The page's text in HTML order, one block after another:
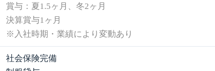
賞与：夏1.5ヶ月、冬2ヶ月
決算賞与1ヶ月
※入社時期・業績により変動あり
社会保険完備